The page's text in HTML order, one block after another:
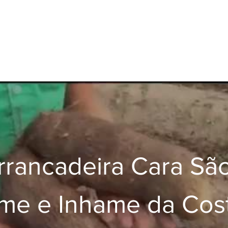
Cara
e Inhame da